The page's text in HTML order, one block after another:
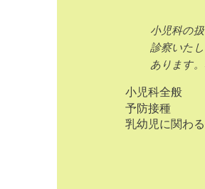
小児科の
診察いたし
あります
小児科全般
予防接種
乳幼児に関わ